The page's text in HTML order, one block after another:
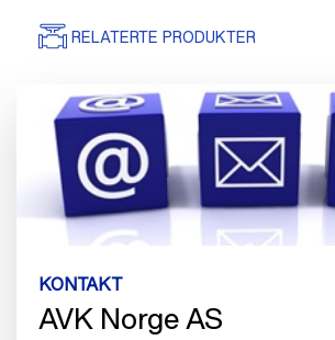
RELATERTE PRODUKTER
KONTAKT
AVK Norge AS